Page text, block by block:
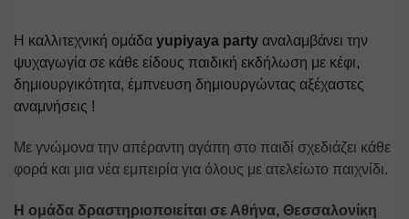
Η καλλιτεχνική ομάδα yupiyaya party αναλαμβάνει την
ψυχαγωγία σε κάθε είδους παιδική εκδήλωση με κέφι,
δημιουργικότητα, έμπνευση δημιουργώντας αξέχαστες
αναμνήσεις !
Με γνώμονα την απέραντη αγάπη στο παιδί σχεδιάζει κάθε
φορά και μια νέα εμπειρία για όλους με ατελείωτο παιχνίδι.
Η ομάδα δραστηριοποιείται σε Αθήνα, Θεσσαλονίκη